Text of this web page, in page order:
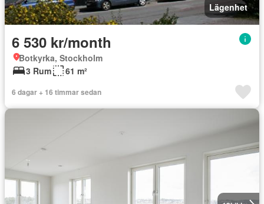
Lägenhet
6 530 kr/month
Botkyrka, Stockholm
3 Rum
61 m²
6 dagar + 16 timmar sedan